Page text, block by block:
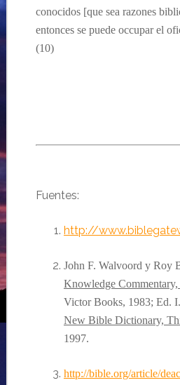
conocidos [que sea razones
entonces se puede occupar el
(10)
Fuentes:
http://
John F. Walvoord y Roy
Knowledge
Victor Books, 1983; Ed.
New Bible Dictionary,
1997.
http://bible.org/article/